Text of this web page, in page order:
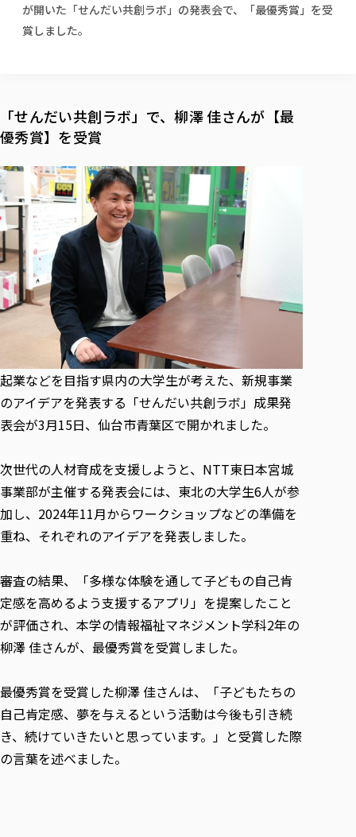
関連法人
公的資金等の不正使用の防止に関する基本方針
研究活動における不正行為の防止等に関する対応
リエゾンゼミ・ナビ（テキスト等）
お役立ち情報（リンク集）
中期事業計画
事業計画／財務・事業報告
教職課程における情報の公表
情報公開規程
保健看護学科
リハビリテーション学科
情報福祉マネジメント学科
大学院
大学院
総合福祉学研究科 社会福祉学専攻 修士課程
総合福祉学研究科 社会福祉学専攻 博士課程
総合福祉学研究科 福祉心理学専攻 修士課程
教育学研究科 教育学専攻 修士課程
通信教育部
通信制大学院 総合福祉学研究科 社会福祉学専攻 修士課程
通信制大学院 総合福祉学研究科 福祉心理学専攻 修士課程
カリキュラム（学部・大学院）
その他の就学機会
学びの特徴
学びの特徴
ICT教育
初年次教育（リエゾンゼミⅠ）
実学臨床教育（総合福祉学部のみ履修可能）
教育実践活動（教育学科学生のみ受講可能）
禅のこころ
教員紹介・業績
学びのサポート
学びのサポート
学費（学部学科）
宿舎の紹介
学生生活サポート
学生自主活動支援
社会人学生の育児支援（一時預かり）
スポーツ傷害保険
東北福祉大学のキャリアサポート
東北福祉大学のキャリアサポート
センター長の挨拶
求人の受付について
在学生の方
資格取得報奨制度について
東北福祉大学求人・インターンシップ検索サイト（キャリタス
卒業生の方
卒業後のキャリア支援体制
在学生による訪問、情報提供へのご協力のお願い
卒業生アンケート
よくあるご質問
東北福祉大学のDNA
在学生インタビュー
文化会・文化系サークル紹介
交換留学生 Exchange students
外国人在学生
学生支援センター国際交流の活動
スタッフ紹介
ニュース一覧
東北福祉大学の研究紹介
東北福祉大学の紀要・リポジトリ
東北福祉大学の紀要・リポジトリ
研究紀要
教職研究
東北福祉大学教育・教職センター特別支援教育研究年報一覧
芹沢銈介美術工芸館年報
東北福祉大学機関リポジトリ
東北福祉大学オープンアクセス方針
産学・産学官連携
産学・産学官連携
「高齢者のフレイル予防及びデジタルデバイド解消に向けた産
高齢者施設特化型モジュラー車いす開発
学生参加 × 産学官連携 ～ 「行学一如」の実践
社会貢献・地域連携活動
社会貢献・地域連携活動
社会貢献への取り組み
社会貢献・地域連携活動報告書
各種社会貢献活動の窓口
伝承講座「311『伝える／備える』次世代塾」
JICA草の根技術協力事業
被災地の子ども支援活動
生涯学習・社会人講座
自治体・団体等との主な協定
自治体・団体等との主な協定
研究所について
研究者のご紹介
生涯教育・キャリア教育
生涯学習・社会人講座
月例TFU実学臨床研究セミナー
特別支援教育研究室
TFU教育フォーラム
取材について
施設利用
同窓会
学内ポータルシステム
Universal Passport
が開いた「せんだい共創ラボ」の発表会で、「最優秀賞」を受
賞しました。
「せんだい共創ラボ」で、柳澤 佳さんが【最
優秀賞】を受賞
起業などを目指す県内の大学生が考えた、新規事業
のアイデアを発表する「せんだい共創ラボ」成果発
表会が3月15日、仙台市青葉区で開かれました。
次世代の人材育成を支援しようと、NTT東日本宮城
事業部が主催する発表会には、東北の大学生6人が参
加し、2024年11月からワークショップなどの準備を
重ね、それぞれのアイデアを発表しました。
審査の結果、「多様な体験を通して子どもの自己肯
定感を高めるよう支援するアプリ」を提案したこと
が評価され、本学の情報福祉マネジメント学科2年の
柳澤 佳さんが、最優秀賞を受賞しました。
最優秀賞を受賞した柳澤 佳さんは、「子どもたちの
自己肯定感、夢を与えるという活動は今後も引き続
き、続けていきたいと思っています。」と受賞した際
の言葉を述べました。